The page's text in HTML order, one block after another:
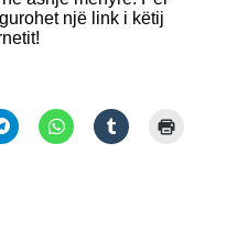
një link i këtij